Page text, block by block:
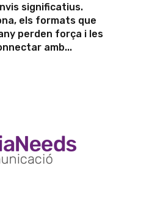
significatius.
els formats que
perden força i les
amb...